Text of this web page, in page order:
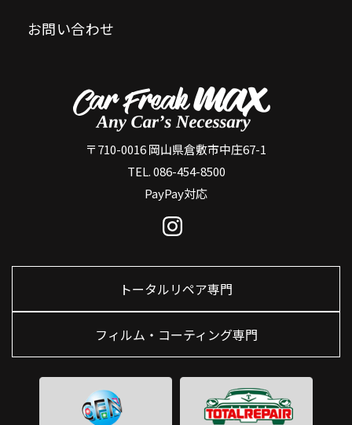
お問い合わせ
〒710-0016 岡山県倉敷市中庄67-1
TEL. 086-454-8500
PayPay対応
トータルリペア専門
フィルム・コーティング専門